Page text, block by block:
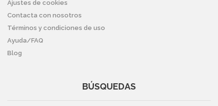
Ajustes de cookies
Contacta con nosotros
Términos y condiciones de uso
Ayuda/FAQ
Blog
BÚSQUEDAS